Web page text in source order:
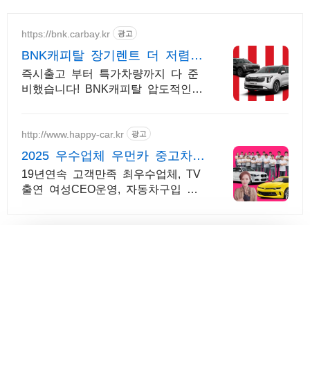
https://bnk.carbay.kr 광고
BNK캐피탈 장기렌트 더 저렴하
게 계약하고
즉시출고 부터 특가차량까지 다 준
비했습니다! BNK캐피탈 압도적인
으로 더 저렴한 견적!
http://www.happy-car.kr 광고
2025 우수업체 우먼카 중고차는
최우수모범업체에서!
19년연속 고객만족 최우수업체, TV
출연 여성CEO운영, 자동차구입 실